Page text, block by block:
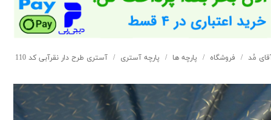
مُد فروشگاه پارچه ها پارچه آستری آستری طرح دار نقرآبی کد 110